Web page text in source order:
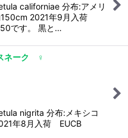
californiae 分布:アメリ
150cm 2021年9月入荷
です。 黒と…
ネーク ♀
nigrita 分布:メキシコ
年8月入荷 EUCB